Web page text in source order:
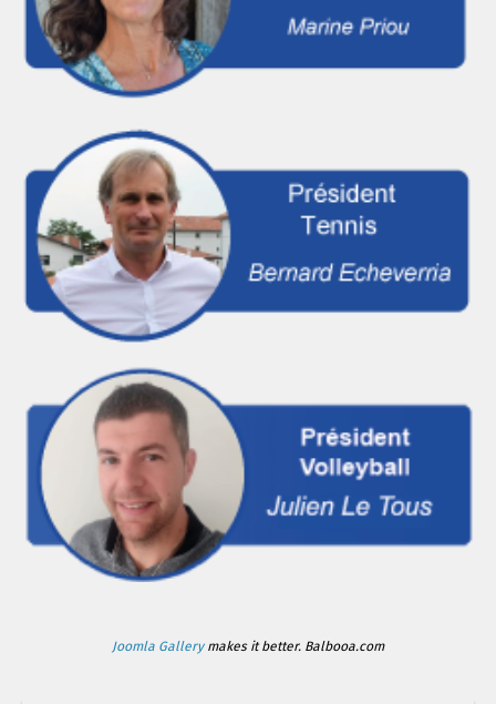
Joomla Gallerymakes it better. Balbooa.com